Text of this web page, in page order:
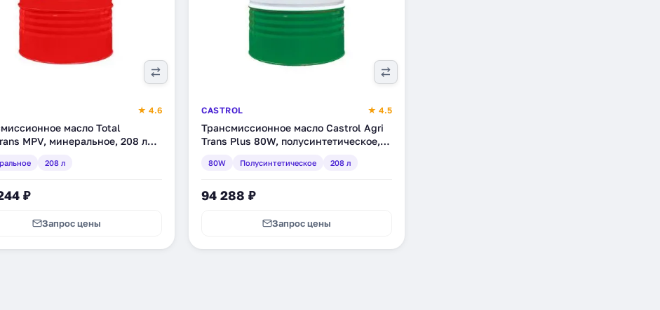
★ 4.6
масло Total
MPV, минеральное, 208 л
208 л
₽
Запрос цены
CASTROL ★ 4.5
Трансмиссионное масло Castrol Agri
Trans Plus 80W, полусинтетическое,
80W Полусинтетическое 208 л
94 288 ₽
Запрос цены